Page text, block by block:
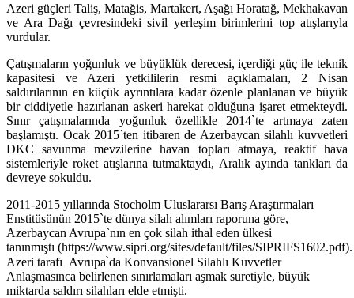
Azeri güçleri Taliş, Matağis, Martakert, Aşağı Horatağ, Mekhakavan
ve Ara Dağı çevresindeki sivil yerleşim birimlerini top atışlarıyla
vurdular.
Çatışmaların yoğunluk ve büyüklük derecesi, içerdiği güç ile teknik
kapasitesi ve Azeri yetkililerin resmi açıklamaları, 2 Nisan
saldırılarının en küçük ayrıntılara kadar özenle planlanan ve büyük
bir ciddiyetle hazırlanan askeri harekat olduğuna işaret etmekteydi.
Sınır çatışmalarında yoğunluk özellikle 2014`te artmaya zaten
başlamıştı. Ocak 2015`ten itibaren de Azerbaycan silahlı kuvvetleri
DKC savunma mevzilerine havan topları atmaya, reaktif hava
sistemleriyle roket atışlarına tutmaktaydı, Aralık ayında tankları da
devreye sokuldu.
2011-2015 yıllarında Stocholm Uluslararsı Barış Araştırmaları
Enstitüsünün 2015`te dünya silah alımları raporuna göre,
Azerbaycan Avrupa`nın en çok silah ithal eden ülkesi
tanınmıştı (https://www.sipri.org/sites/default/files/SIPRIFS1602.pdf).
Azeri tarafı Avrupa՝da Konvansionel Silahlı Kuvvetler
Anlaşmasınca belirlenen sınırlamaları aşmak suretiyle, büyük
miktarda saldırı silahları elde etmişti.